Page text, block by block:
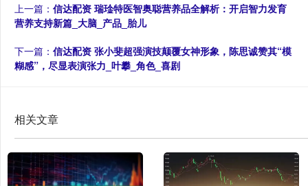
上一篇： 信达配资 瑞琻特医智奥聪营养品全解析：开启智力发育
营养支持新篇_大脑_产品_胎儿
下一篇： 信达配资 张小斐超强演技颠覆女神形象，陈思诚赞其“模
糊感”，尽显表演张力_叶攀_角色_喜剧
相关文章